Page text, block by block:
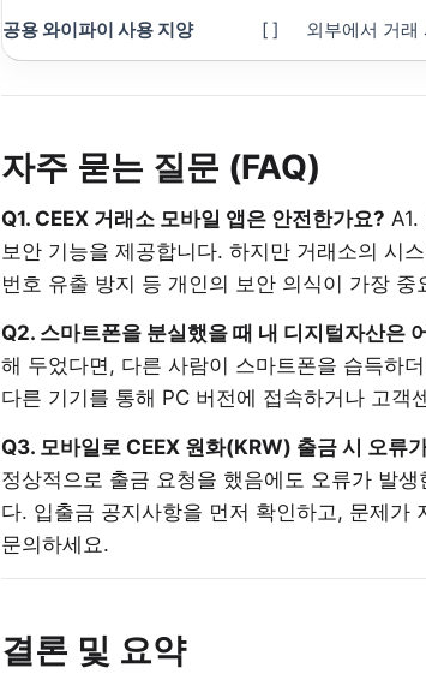
공용 와이파이 사용 지양 [ ] 외부에서 거래
자주 묻는 질문 (FAQ)
Q1. CEEX 거래소 모바일 앱은 안전한가요? A1.
보안 기능을 제공합니다. 하지만 거래소의 시
번호 유출 방지 등 개인의 보안 의식이 가장 중
Q2. 스마트폰을 분실했을 때 내 디지털자산은
해 두었다면, 다른 사람이 스마트폰을 습득하
다른 기기를 통해 PC 버전에 접속하거나 고객
Q3. 모바일로 CEEX 원화(KRW) 출금 시 오류
정상적으로 출금 요청을 했음에도 오류가 발
다. 입출금 공지사항을 먼저 확인하고, 문제가
문의하세요.
결론 및 요약